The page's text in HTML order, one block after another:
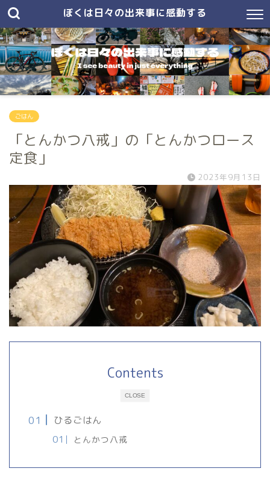
ぼくは日々の出来事に感動する
ごはん
「とんかつ八戒」の「とんかつロース
定食」
2023年9月13日
CLOSE
Contents
ひるごはん
とんかつ八戒